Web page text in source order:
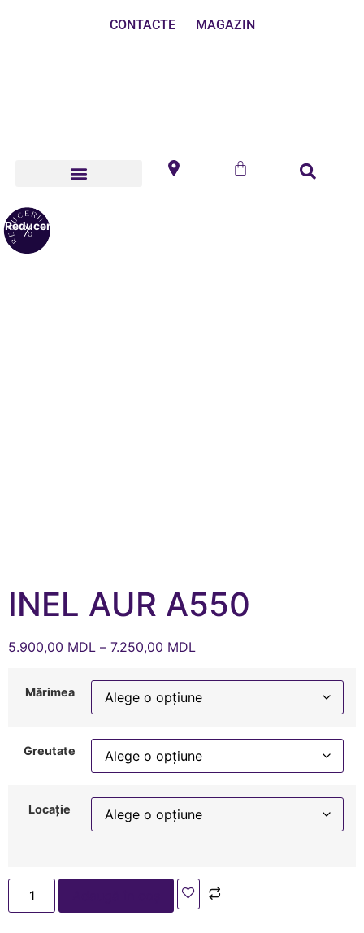
CONTACTE MAGAZIN
Reduceri!
INEL AUR A550
5.900,00 MDL – 7.250,00 MDL
Mărimea
Greutate
Locație